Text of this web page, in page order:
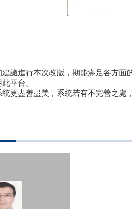
議進行本次改版，期能滿足各方
平台。
更盡善盡美，系統若有不完善之處